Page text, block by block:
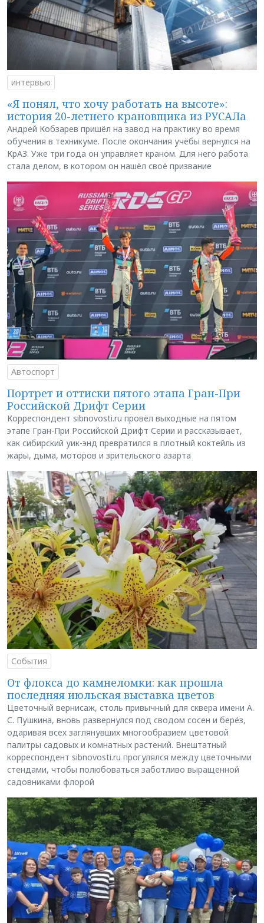
интервью
«Я понял, что хочу работать на высоте»:
история 20-летнего крановщика из РУСАЛа
Андрей Кобзарев пришёл на завод на практику во время
обучения в техникуме. После окончания учёбы вернулся на
КрАЗ. Уже три года он управляет краном. Для него работа
стала делом, в котором он нашёл своё призвание
Автоспорт
Портрет и оттиски пятого этапа Гран-При
Российской Дрифт Серии
Корреспондент sibnovosti.ru провёл выходные на пятом
этапе Гран-При Российской Дрифт Серии и рассказывает,
как сибирский уик-энд превратился в плотный коктейль из
жары, дыма, моторов и зрительского азарта
События
От флокса до камнеломки: как прошла
последняя июльская выставка цветов
Цветочный вернисаж, столь привычный для сквера имени А.
С. Пушкина, вновь развернулся под сводом сосен и берёз,
одаривая всех заглянувших многообразием цветовой
палитры садовых и комнатных растений. Внештатный
корреспондент sibnovosti.ru прогулялся между цветочными
стендами, чтобы полюбоваться заботливо выращенной
садовниками флорой